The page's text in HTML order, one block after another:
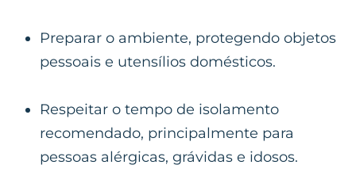
Preparar o ambiente, protegendo objetos
pessoais e utensílios domésticos.
Respeitar o tempo de isolamento
recomendado, principalmente para
pessoas alérgicas, grávidas e idosos.